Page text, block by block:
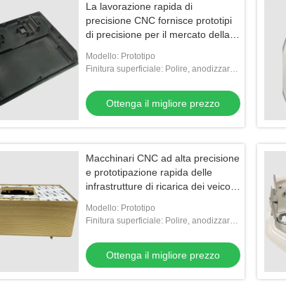
La lavorazione rapida di
precisione CNC fornisce prototipi
di precisione per il mercato della
Modello: Prototipo
Finitura superficiale: Polire, anodizzare,
Ottenga il migliore prezzo
Macchinari CNC ad alta precisione
e prototipazione rapida delle
infrastrutture di ricarica dei veicoli
Modello: Prototipo
Finitura superficiale: Polire, anodizzare,
Ottenga il migliore prezzo